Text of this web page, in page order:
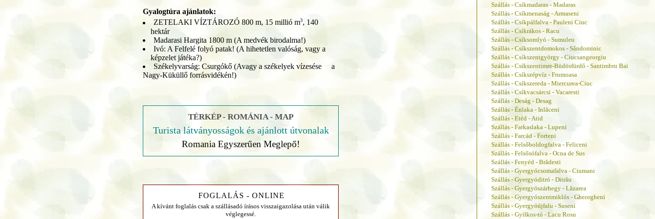
Gyalogtúra ajánlatok:
ZETELAKI VÍZTÁROZÓ 800 m, 15 millió m3, 140
hektár
Madarasi Hargita 1800 m (A medvék birodalma!)
Ivó: A Felfelé folyó patak! (A hihetetlen valóság, vagy a
képzelet játéka?)
Székelyvarság: Csurgókő (Avagy a székelyek vízesése a
Nagy-Küküllő forrásvidékén!)
TÉRKÉP - ROMÁNIA - MAP
Turista látványosságok és ajánlott útvonalak
Romania Egyszerűen Meglepő!
FOGLALÁS - ONLINE
A kívánt foglalás csak a szállásadó írásos visszaigazolása után válik
véglegessé.
Szállás - Csíkmadaras - Madaras
Szállás - Csíkmenaság - Armaseni
Szállás - Csíkpálfalva - Pauleni Ciuc
Szállás - Csíkrákos - Racu
Szállás - Csíksomlyó - Sumuleu
Szállás - Csíkszentdomokos - Sândominic
Szállás - Csíkszentgyörgy - Ciucsangeorgiu
Szállás - Csíkszentimre-Büdösfürdő - Santimbru Bai
Szállás - Csíkszépvíz - Frumoasa
Szállás - Csíkszereda - Miercurea-Ciuc
Szállás - Csíkvacsárcsi - Vacaresti
Szállás - Deság - Desag
Szállás - Énlaka - Inlăceni
Szállás - Etéd - Atid
Szállás - Farkaslaka - Lupeni
Szállás - Farcád - Forteni
Szállás - Felsőboldogfalva - Feliceni
Szállás - Felsősófalva - Ocna de Sus
Szállás - Fenyéd - Brădesti
Szállás - Gyergyócsomafalva - Ciumani
Szállás - Gyergyóditró - Ditrău
Szállás - Gyergyószárhegy - Lăzarea
Szállás - Gyergyószentmiklós - Gheorgheni
Szállás - Gyergyóújfalu - Suseni
Szállás - Gyilkos-tó - Lacu Rosu